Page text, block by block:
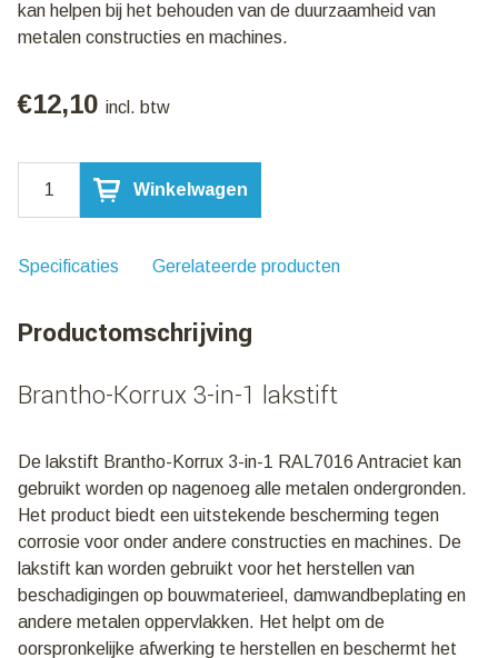
kan helpen bij het behouden van de duurzaamheid van
metalen constructies en machines.
€12,10 incl. btw
Korrux
3-
1
RAL7016
Winkelwagen
Specificaties Gerelateerde producten
Productomschrijving
Brantho-Korrux 3-in-1 lakstift
De lakstift Brantho-Korrux 3-in-1 RAL7016 Antraciet kan
gebruikt worden op nagenoeg alle metalen ondergronden.
Het product biedt een uitstekende bescherming tegen
corrosie voor onder andere constructies en machines. De
lakstift kan worden gebruikt voor het herstellen van
beschadigingen op bouwmaterieel, damwandbeplating en
andere metalen oppervlakken. Het helpt om de
oorspronkelijke afwerking te herstellen en beschermt het